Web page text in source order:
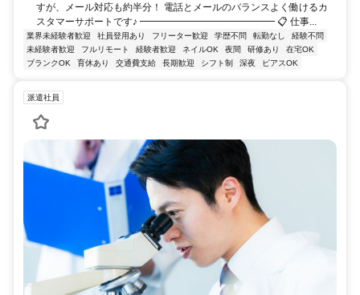
すが、メール対応も約半分！ 電話とメールのバランスよく働けるカ
スタマーサポートです♪ ━━━━━━━━━━━━━━ 📋 仕事...
業界未経験者歓迎 社員登用あり フリーター歓迎 学歴不問 転勤なし
経験不問
未経験者歓迎
フルリモート 経験者歓迎 ネイルOK 夜間 研修あり
在宅OK
ブランクOK
育休あり 交通費支給 長期歓迎 シフト制 深夜 ピアスOK
派遣社員